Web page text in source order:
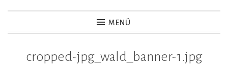
MENÜ
cropped-jpg_wald_banner-1.jpg